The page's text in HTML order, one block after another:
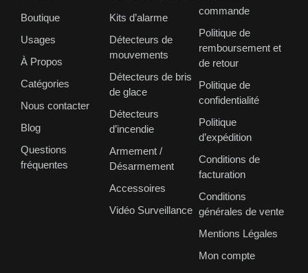
Boutique
Usages
À Propos
Catégories
Nous contacter
Blog
Questions
fréquentes
Kits d’alarme
Détecteurs de
mouvements
Détecteurs de bris
de glace
Détecteurs
d’incendie
Armement /
Désarmement
Accessoires
Vidéo Surveillance
commande
Politique de
remboursement et
de retour
Politique de
confidentialité
Politique
d’expédition
Conditions de
facturation
Conditions
générales de vente
Mentions Légales
Mon compte